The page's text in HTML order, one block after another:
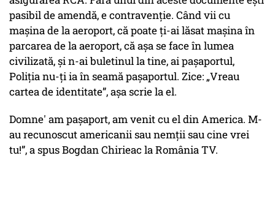
pasibil de amendă, e contravenție. Când vii cu
mașina de la aeroport, că poate ți-ai lăsat mașina în
parcarea de la aeroport, că așa se face în lumea
civilizată, și n-ai buletinul la tine, ai pașaportul,
Poliția nu-ți ia în seamă pașaportul. Zice: „Vreau
cartea de identitate”, așa scrie la el.
Domne' am pașaport, am venit cu el din America. M-
au recunoscut americanii sau nemții sau cine vrei
tu!”, a spus Bogdan Chirieac la România TV.